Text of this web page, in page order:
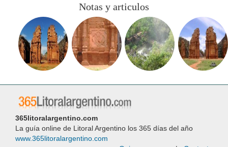
Notas y articulos
365litoralargentino.com
La guía online de Litoral Argentino los 365 días del año
www.365litoralargentino.com